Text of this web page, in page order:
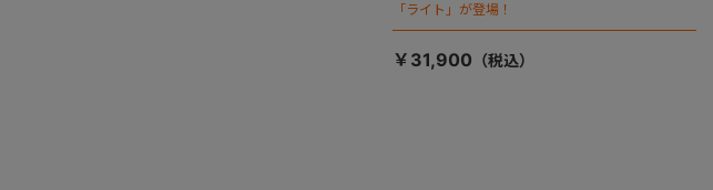
「ライト」が登場！
￥31,900